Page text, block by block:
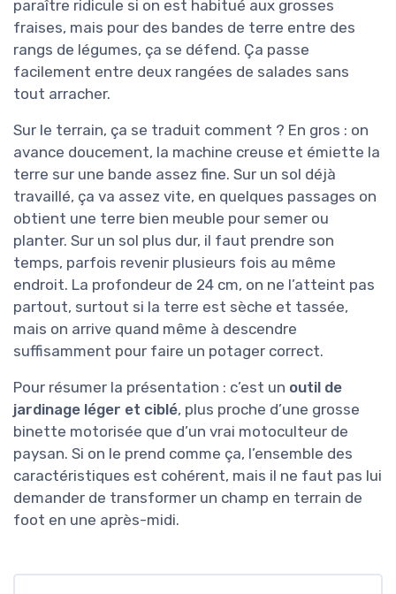
paraître ridicule si on est habitué aux grosses
fraises, mais pour des bandes de terre entre des
rangs de légumes, ça se défend. Ça passe
facilement entre deux rangées de salades sans
tout arracher.
Sur le terrain, ça se traduit comment ? En gros : on
avance doucement, la machine creuse et émiette la
terre sur une bande assez fine. Sur un sol déjà
travaillé, ça va assez vite, en quelques passages on
obtient une terre bien meuble pour semer ou
planter. Sur un sol plus dur, il faut prendre son
temps, parfois revenir plusieurs fois au même
endroit. La profondeur de 24 cm, on ne l’atteint pas
partout, surtout si la terre est sèche et tassée,
mais on arrive quand même à descendre
suffisamment pour faire un potager correct.
Pour résumer la présentation : c’est un outil de
jardinage léger et ciblé, plus proche d’une grosse
binette motorisée que d’un vrai motoculteur de
paysan. Si on le prend comme ça, l’ensemble des
caractéristiques est cohérent, mais il ne faut pas lui
demander de transformer un champ en terrain de
foot en une après-midi.